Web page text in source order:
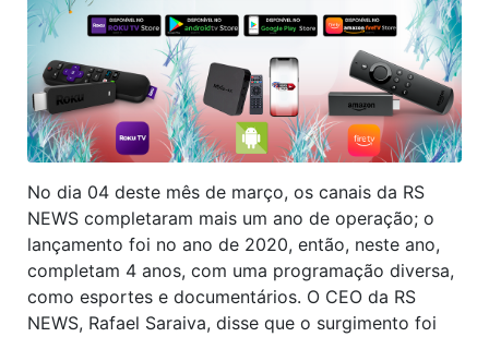
No dia 04 deste mês de março, os canais da RS
NEWS completaram mais um ano de operação; o
lançamento foi no ano de 2020, então, neste ano,
completam 4 anos, com uma programação diversa,
como esportes e documentários. O CEO da RS
NEWS, Rafael Saraiva, disse que o surgimento foi